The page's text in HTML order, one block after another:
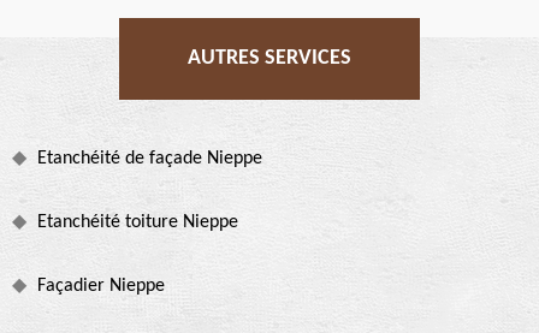
AUTRES SERVICES
Etanchéité de façade Nieppe
Etanchéité toiture Nieppe
Façadier Nieppe